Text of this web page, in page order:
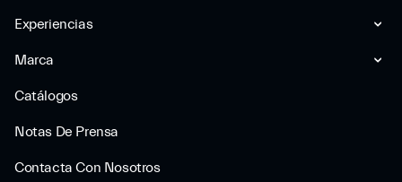
Experiencias
Marca
Catálogos
Notas De Prensa
Contacta Con Nosotros